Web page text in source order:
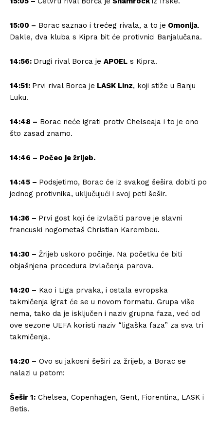
15:00 – Borac saznao i trećeg rivala, a to je Omonija.
Dakle, dva kluba s Kipra bit će protivnici Banjalučana.
14:56: Drugi rival Borca je APOEL s Kipra.
14:51: Prvi rival Borca je LASK Linz, koji stiže u Banju
Luku.
14:48 – Borac neće igrati protiv Chelseaja i to je ono
što zasad znamo.
14:46 – Počeo je žrijeb.
14:45 – Podsjetimo, Borac će iz svakog šešira dobiti po
jednog protivnika, uključujući i svoj peti šešir.
14:36 – Prvi gost koji će izvlačiti parove je slavni
francuski nogometaš Christian Karembeu.
14:30 – Žrijeb uskoro počinje. Na početku će biti
objašnjena procedura izvlačenja parova.
14:20 – Kao i Liga prvaka, i ostala evropska
takmičenja igrat će se u novom formatu. Grupa više
nema, tako da je isključen i naziv grupna faza, već od
ove sezone UEFA koristi naziv “ligaška faza” za sva tri
takmičenja.
14:20 – Ovo su jakosni šeširi za žrijeb, a Borac se
nalazi u petom:
Šešir 1: Chelsea, Copenhagen, Gent, Fiorentina, LASK i
Betis.